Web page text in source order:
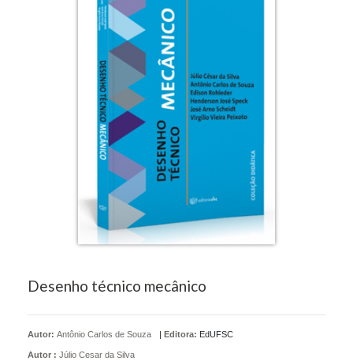
Desenho técnico mecânico
Autor: Antônio Carlos de Souza
Autor : Júlio Cesar da Silva
| Editora: EdUFSC